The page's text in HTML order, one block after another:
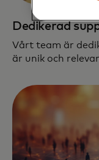
Dedikerad
Vårt team är
är unik och